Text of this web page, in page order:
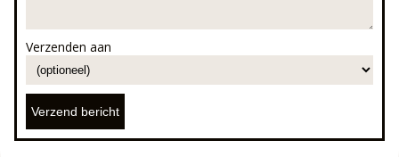
Verzenden aan